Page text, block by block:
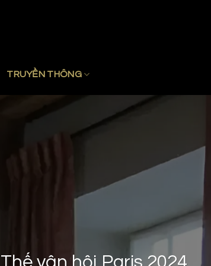
TRUYỀN THÔNG